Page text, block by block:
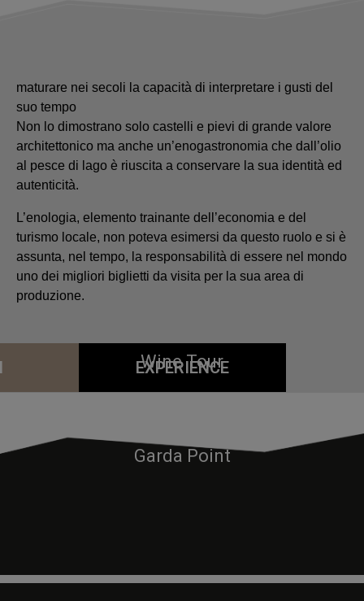
maturare nei secoli la capacità di interpretare i gusti del
suo tempo
Non lo dimostrano solo castelli e pievi di grande valore
architettonico ma anche un’enogastronomia che dall’olio
al pesce di lago è riuscita a conservare la sua identità ed
autenticità.
L’enologia, elemento trainante dell’economia e del
turismo locale, non poteva esimersi da questo ruolo e si è
assunta, nel tempo, la responsabilità di essere nel mondo
uno dei migliori biglietti da visita per la sua area di
produzione.
EXPERIENCE
Wine Tour
Garda Point